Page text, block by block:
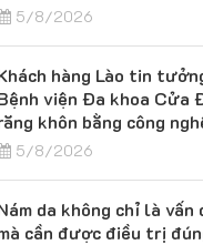
5/8/2026
hàng Lào tin
viện Đa khoa Cửa
khôn bằng công
5/8/2026
da không chỉ là vấn
cần được điều trị